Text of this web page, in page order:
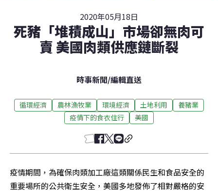
2020年05月18日
死豬「堆積成山」市場卻無肉可
賣 美國肉類供應鏈斷裂
時事新聞/編輯直送
循環經濟 農林漁牧業 環境經濟 土地利用
養豬業
疫情下的食衣住行
美國
疫情期間，為確保肉類加工廠這類關係民生和食品安全的
重要場所的公共衛生安全，美國多地發佈了相對嚴格的安